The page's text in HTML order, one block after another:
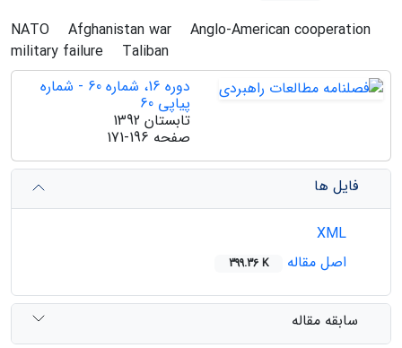
NATO Afghanistan war
Anglo-American cooperation
military failure
Taliban
دوره 16، شماره 60 - شماره
پیاپی 60
تابستان 1392
صفحه 171-196
فایل ها
اصل مقاله
399.36 K
سابقه مقاله